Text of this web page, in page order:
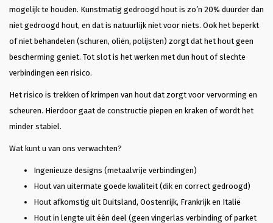
mogelijk te houden. Kunstmatig gedroogd hout is zo’n 20% duurder dan
niet gedroogd hout, en dat is natuurlijk niet voor niets. Ook het beperkt
of niet behandelen (schuren, oliën, polijsten) zorgt dat het hout geen
bescherming geniet. Tot slot is het werken met dun hout of slechte
verbindingen een risico.
Het risico is trekken of krimpen van hout dat zorgt voor vervorming en
scheuren. Hierdoor gaat de constructie piepen en kraken of wordt het
minder stabiel.
Wat kunt u van ons verwachten?
Ingenieuze designs (metaalvrije verbindingen)
Hout van uitermate goede kwaliteit (dik en correct gedroogd)
Hout afkomstig uit Duitsland, Oostenrijk, Frankrijk en Italië
Hout in lengte uit één deel (geen vingerlas verbinding of parket